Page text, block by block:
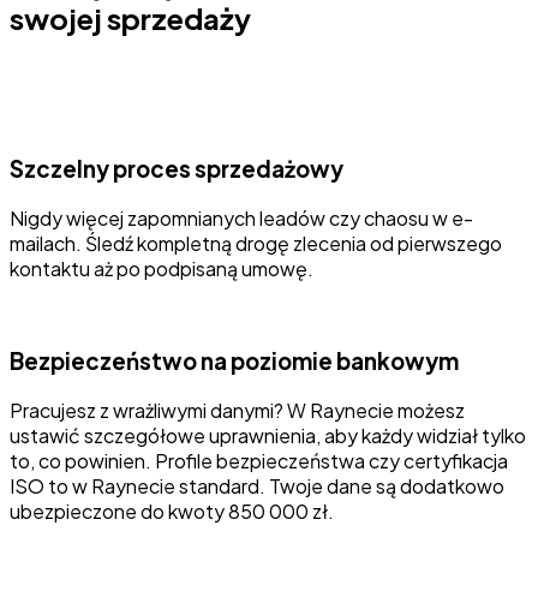
swojej sprzedaży
Szczelny proces sprzedażowy
Nigdy więcej zapomnianych leadów czy chaosu w e-
mailach. Śledź kompletną drogę zlecenia od pierwszego
kontaktu aż po podpisaną umowę.
Bezpieczeństwo na poziomie bankowym
Pracujesz z wrażliwymi danymi? W Raynecie możesz
ustawić szczegółowe uprawnienia, aby każdy widział tylko
to, co powinien. Profile bezpieczeństwa czy certyfikacja
ISO to w Raynecie standard. Twoje dane są dodatkowo
ubezpieczone do kwoty 850 000 zł.